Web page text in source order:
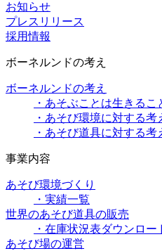
お知らせ
プレスリリース
採用情報
ボーネルンドの考え
ボーネルンドの考え
・あそぶことは生きるこ
・あそび環境に対する考
・あそび道具に対する考
事業内容
あそび環境づくり
・実績一覧
世界のあそび道具の販売
・在庫状況表ダウンロー
あそび場の運営